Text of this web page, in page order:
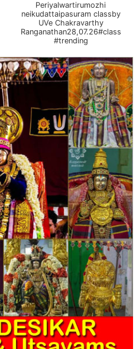
Periyalwartirumozhi
neikudattaipasuram classby
UVe Chakravarthy
Ranganathan28,07.26#class
#trending